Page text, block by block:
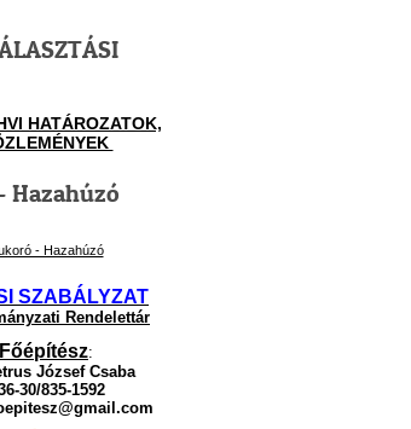
HATÁROZATOK,
Hazahúzó
- Hazahúzó
SZABÁLYZAT
Rendelettár
Főépítész:
József Csaba
30/835-1592